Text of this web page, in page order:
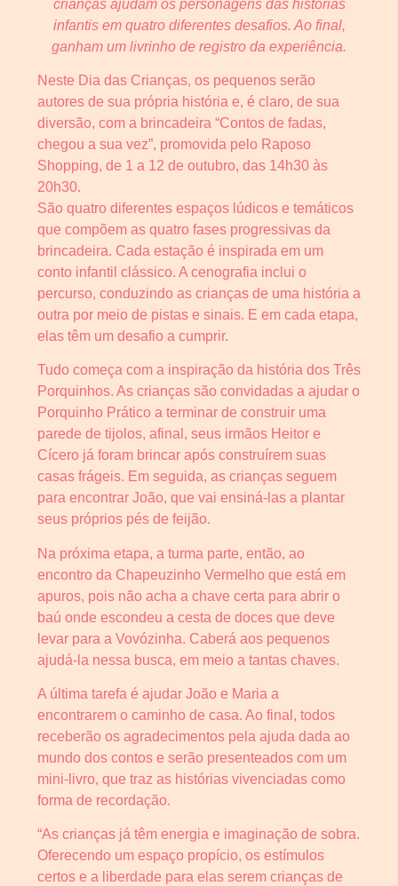
crianças ajudam os personagens das histórias
infantis em quatro diferentes desafios. Ao final,
ganham um livrinho de registro da experiência.
Neste Dia das Crianças, os pequenos serão
autores de sua própria história e, é claro, de sua
diversão, com a brincadeira “Contos de fadas,
chegou a sua vez”, promovida pelo Raposo
Shopping, de 1 a 12 de outubro, das 14h30 às
20h30.
São quatro diferentes espaços lúdicos e temáticos
que compõem as quatro fases progressivas da
brincadeira. Cada estação é inspirada em um
conto infantil clássico. A cenografia inclui o
percurso, conduzindo as crianças de uma história a
outra por meio de pistas e sinais. E em cada etapa,
elas têm um desafio a cumprir.
Tudo começa com a inspiração da história dos Três
Porquinhos. As crianças são convidadas a ajudar o
Porquinho Prático a terminar de construir uma
parede de tijolos, afinal, seus irmãos Heitor e
Cícero já foram brincar após construírem suas
casas frágeis. Em seguida, as crianças seguem
para encontrar João, que vai ensiná-las a plantar
seus próprios pés de feijão.
Na próxima etapa, a turma parte, então, ao
encontro da Chapeuzinho Vermelho que está em
apuros, pois não acha a chave certa para abrir o
baú onde escondeu a cesta de doces que deve
levar para a Vovózinha. Caberá aos pequenos
ajudá-la nessa busca, em meio a tantas chaves.
A última tarefa é ajudar João e Maria a
encontrarem o caminho de casa. Ao final, todos
receberão os agradecimentos pela ajuda dada ao
mundo dos contos e serão presenteados com um
mini-livro, que traz as histórias vivenciadas como
forma de recordação.
“As crianças já têm energia e imaginação de sobra.
Oferecendo um espaço propício, os estímulos
certos e a liberdade para elas serem crianças de